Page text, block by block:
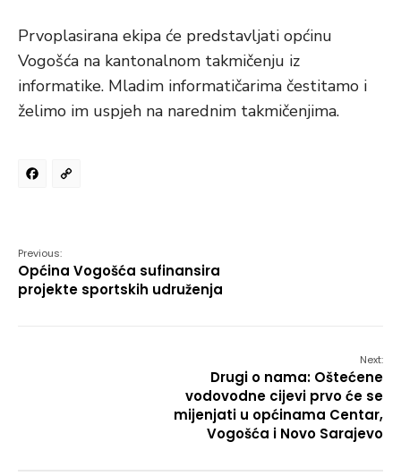
Prvoplasirana ekipa će predstavljati općinu
Vogošća na kantonalnom takmičenju iz
informatike. Mladim informatičarima čestitamo i
želimo im uspjeh na narednim takmičenjima.
Facebook
Previous:
Općina Vogošća sufinansira
projekte sportskih udruženja
Next:
Drugi o nama: Oštećene
vodovodne cijevi prvo će se
mijenjati u općinama Centar,
Vogošća i Novo Sarajevo